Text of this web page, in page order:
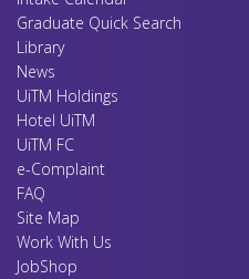
Graduate Quick Search
Library
News
UiTM Holdings
Hotel UiTM
UiTM FC
e-Complaint
FAQ
Site Map
Work With Us
JobShop